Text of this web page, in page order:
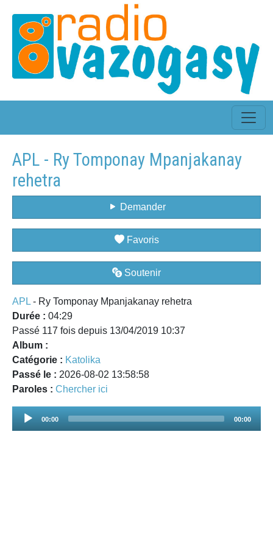
APL - Ry Tomponay Mpanjakanay
rehetra
Demander
Favoris
Soutenir
APL - Ry Tomponay Mpanjakanay rehetra
Durée : 04:29
Passé 117 fois depuis 13/04/2019 10:37
Album :
Catégorie : Katolika
Passé le : 2026-08-02 13:58:58
Paroles : Chercher ici
Audio
00:00 00:00